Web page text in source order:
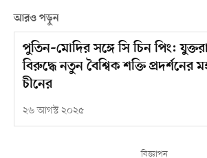
আরও পড়ুন
পুতিন–মোদির সঙ্গে সি চিন পিং:
বিরুদ্ধে নতুন বৈশ্বিক শক্তি প্রদর্শনের
চীনের
২৬ আগস্ট ২০২৫